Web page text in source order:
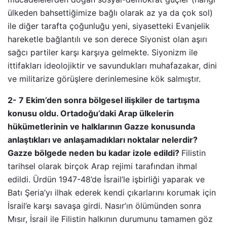
ülkeden bahsettiğimize bağlı olarak az ya da çok sol)
ile diğer tarafta çoğunluğu yeni, siyasetteki Evanjelik
hareketle bağlantılı ve son derece Siyonist olan aşırı
sağcı partiler karşı karşıya gelmekte. Siyonizm ile
ittifakları ideolojiktir ve savundukları muhafazakar, dini
ve militarize görüşlere derinlemesine kök salmıştır.
2- 7 Ekim’den sonra bölgesel ilişkiler de tartışma
konusu oldu. Ortadoğu’daki Arap ülkelerin
hükümetlerinin ve halklarının Gazze konusunda
anlaştıkları ve anlaşamadıkları noktalar nelerdir?
Gazze bölgede neden bu kadar izole edildi? Filistin
tarihsel olarak birçok Arap rejimi tarafından ihmal
edildi. Ürdün 1947-48’de İsrail’le işbirliği yaparak ve
Batı Şeria’yı ilhak ederek kendi çıkarlarını korumak için
İsrail’e karşı savaşa girdi. Nasır’ın ölümünden sonra
Mısır, İsrail ile Filistin halkının durumunu tamamen göz